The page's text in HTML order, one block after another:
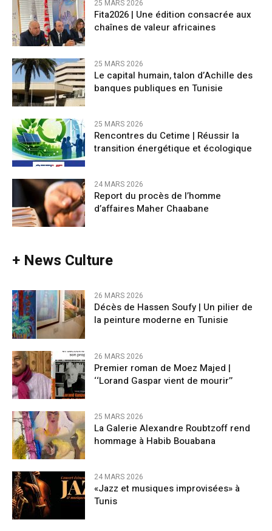
25 MARS 2026
Fita2026 | Une édition consacrée aux
chaînes de valeur africaines
25 MARS 2026
Le capital humain, talon d’Achille des
banques publiques en Tunisie
25 MARS 2026
Rencontres du Cetime | Réussir la
transition énergétique et écologique
24 MARS 2026
Report du procès de l’homme
d’affaires Maher Chaabane
+ News Culture
26 MARS 2026
Décès de Hassen Soufy | Un pilier de
la peinture moderne en Tunisie
26 MARS 2026
Premier roman de Moez Majed |
‘‘Lorand Gaspar vient de mourir’’
25 MARS 2026
La Galerie Alexandre Roubtzoff rend
hommage à Habib Bouabana
24 MARS 2026
«Jazz et musiques improvisées» à
Tunis